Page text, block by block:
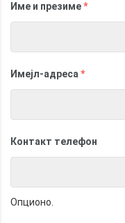
Име и презиме*
Имејл-адреса *
Контакт телефон
Опционо.